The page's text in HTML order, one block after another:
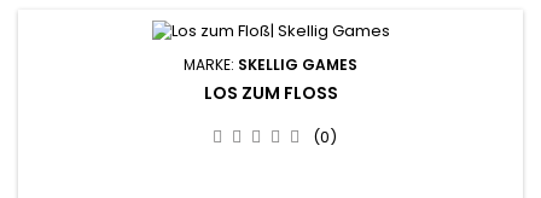
MARKE: SKELLIG GAMES
LOS ZUM FLOSS
(0)